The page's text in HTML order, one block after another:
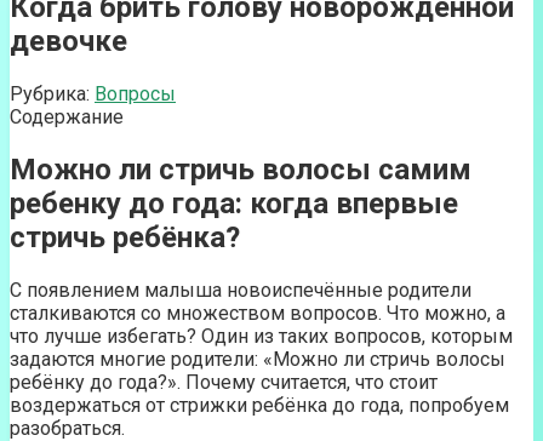
Когда брить голову новорожденной
девочке
Рубрика: Вопросы
Содержание
Можно ли стричь волосы самим
ребенку до года: когда впервые
стричь ребёнка?
С появлением малыша новоиспечённые родители
сталкиваются со множеством вопросов. Что можно, а
что лучше избегать? Один из таких вопросов, которым
задаются многие родители: «Можно ли стричь волосы
ребёнку до года?». Почему считается, что стоит
воздержаться от стрижки ребёнка до года, попробуем
разобраться.